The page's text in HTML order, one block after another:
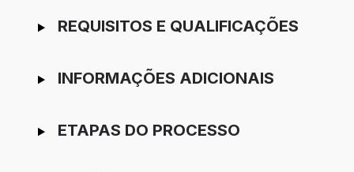
REQUISITOS E QUALIFICAÇÕES
INFORMAÇÕES ADICIONAIS
ETAPAS DO PROCESSO